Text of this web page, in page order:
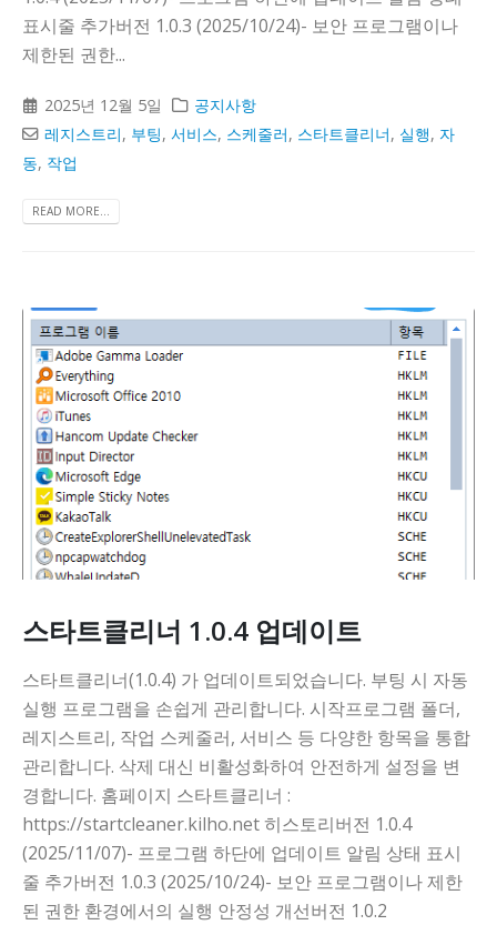
표시줄 추가버전 1.0.3 (2025/10/24)- 보안 프로그램이나
제한된 권한...
2025년 12월 5일
공지사항
레지스트리, 부팅,서비스, 스케줄러, 스타트클리너, 실행, 자
동, 작업
READ MORE...
스타트클리너 1.0.4 업데이트
스타트클리너(1.0.4) 가 업데이트되었습니다. 부팅 시 자동
실행 프로그램을 손쉽게 관리합니다. 시작프로그램 폴더,
레지스트리, 작업 스케줄러, 서비스 등 다양한 항목을 통합
관리합니다. 삭제 대신 비활성화하여 안전하게 설정을 변
경합니다. 홈페이지 스타트클리너 :
https://startcleaner.kilho.net 히스토리버전 1.0.4
(2025/11/07)- 프로그램 하단에 업데이트 알림 상태 표시
줄 추가버전 1.0.3 (2025/10/24)- 보안 프로그램이나 제한
된 권한 환경에서의 실행 안정성 개선버전 1.0.2